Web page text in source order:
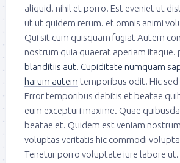
aliquid. nihil et porro. Est eveniet ut
ut ut quidem rerum. et omnis animi
Qui sit cum quisquam fugiat Autem
nostrum quia quaerat aperiam itaque.
blanditiis aut. Cupiditate numquam
harum autem temporibus odit. Hic
Error temporibus debitis et beatae
eum excepturi maxime. Quae
beatae et. Quidem est veniam
voluptas veritatis hic commodi
Tenetur porro voluptate iure labore